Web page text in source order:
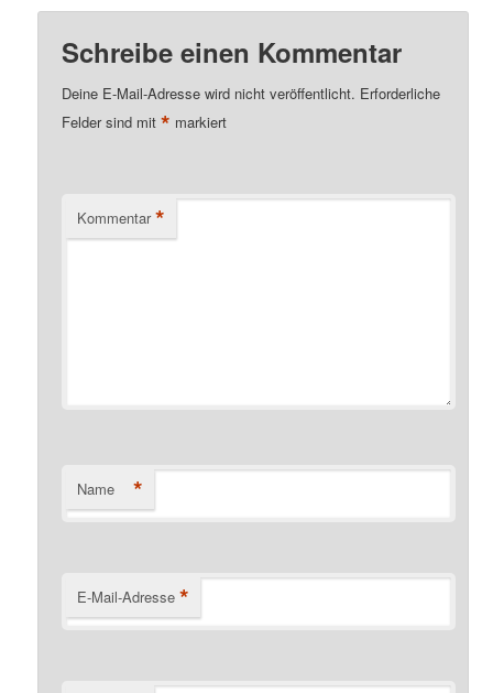
Schreibe einen Kommentar
Deine E-Mail-Adresse wird nicht veröffentlicht. Erforderliche
Felder sind mit* markiert
Kommentar *
Name *
E-Mail-Adresse *